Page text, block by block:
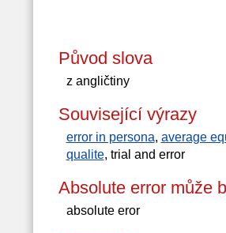
Původ slova
z angličtiny
Související výrazy
error in persona, average
qualite, trial and error
Absolute error může
absolute eror